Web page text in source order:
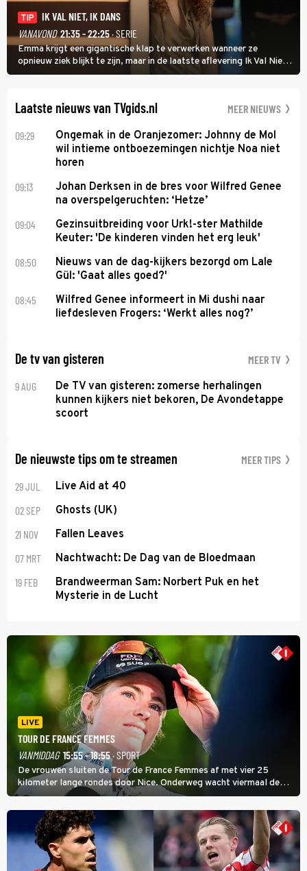
TIP
IK VAL NIET, IK DANS
VANAVOND 21:35 - 22:25· SERIE
Emma krijgt een gigantische klap te verwerken wanneer ze
opnieuw ziek blijkt te zijn, maar in de laatste aflevering Ik Val Niet,
Ik Dans laat ze zien dat ze niet van plan is op te geven, zelfs als ze
Laatste nieuws van TVgids.nl MEER NIEUWS
09:29
Ongemak in de Oranjezomer: Johnny de Mol
wil intieme ontboezemingen nichtje Noa niet
horen
09:13
Johan Derksen in de bres voor Wilfred Genee
na overspelgeruchten: ‘Hetze’
09:04
Gezinsuitbreiding voor Urk!-ster Mathilde
Keuter: 'De kinderen vinden het erg leuk'
08:50
Nieuws van de dag-kijkers bezorgd om Lale
Gül: 'Gaat alles goed?'
08:45
Wilfred Genee informeert in Mi dushi naar
liefdesleven Frogers: ‘Werkt alles nog?’
De tv van gisteren MEER TV
9 AUG
De TV van gisteren: zomerse herhalingen
kunnen kijkers niet bekoren, De Avondetappe
scoort
De nieuwste tips om te streamen MEER TIPS
29 JUL Live Aid at 40
02 SEP Ghosts (UK)
21 NOV Fallen Leaves
07 MRT Nachtwacht: De Dag van de Bloedmaan
19 FEB
Brandweerman Sam: Norbert Puk en het
Mysterie in de Lucht
LIVE
TOUR DE FRANCE FEMMES
VANMIDDAG 15:55 - 18:55· SPORT
De vrouwen sluiten de Tour de France Femmes af met vier 25
kilometer lange rondes door Nice. Onderweg wacht viermaal de
zware Col d'Èze. Aan de finish op de Promenade des Anglais krijgt
de eindwinnaar de laatste gele trui.